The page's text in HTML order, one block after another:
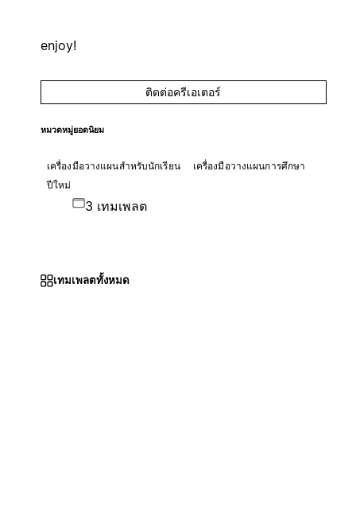
enjoy!
ติดต่อครีเอเตอร์
หมวดหมู่ยอดนิยม
เครื่องมือวางแผนสำหรับนักเรียน
เครื่องมือวางแผนการศึกษา
ปีใหม่
3 เทมเพลต
เทมเพลตทั้งหมด